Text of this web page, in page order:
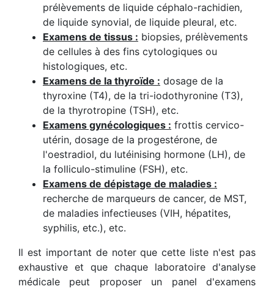
prélèvements de liquide céphalo-rachidien,
de liquide synovial, de liquide pleural, etc.
Examens de tissus : biopsies, prélèvements
de cellules à des fins cytologiques ou
histologiques, etc.
Examens de la thyroïde : dosage de la
thyroxine (T4), de la tri-iodothyronine (T3),
de la thyrotropine (TSH), etc.
Examens gynécologiques : frottis cervico-
utérin, dosage de la progestérone, de
l'oestradiol, du lutéinising hormone (LH), de
la folliculo-stimuline (FSH), etc.
Examens de dépistage de maladies :
recherche de marqueurs de cancer, de MST,
de maladies infectieuses (VIH, hépatites,
syphilis, etc.), etc.
Il est important de noter que cette liste n'est pas
exhaustive et que chaque laboratoire d'analyse
médicale peut proposer un panel d'examens